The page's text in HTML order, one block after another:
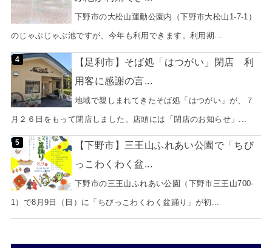
下野市の大松山運動公園内（下野市大松山1-7-1）
のじゃぶじゃぶ池ですが、今年も利用できます。利用期...
【足利市】そば処「はつがい」閉店 利
用客に感謝の言...
地域で親しまれてきたそば処「はつがい」が、７
月２６日をもって閉店しました。店頭には「閉店のお知らせ」...
【下野市】三王山ふれあい公園で「ちび
っこわくわく盆...
下野市の三王山ふれあい公園（下野市三王山700-
1）で8月9日（日）に「ちびっこわくわく盆踊り」が初...